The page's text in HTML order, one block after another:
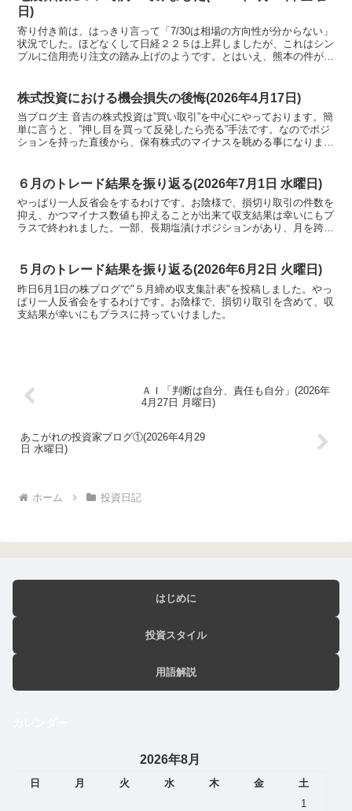
日)
寄り付き前は、はっきり言って「7/30は相場の方向性が分からない」
状況でした。ほどなくして日経２２５は上昇しましたが、これはシン
プルに信用売り注文の踏み上げのようです。とはいえ、熊本の件があ
株式投資における機会損失の後悔(2026年4月17日)
当ブログ主 音吉の株式投資は”買い取引”を中心にやっております。簡
単に言うと、”押し目を買って反発したら売る”手法です。なのでポジ
ションを持った直後から、保有株式のマイナスを眺める事になりま
６月のトレード結果を振り返る(2026年7月1日 水曜日)
やっぱり一人反省会をするわけです。お陰様で、損切り取引の件数を
抑え、かつマイナス数値も抑えることが出来て収支結果は幸いにもプ
ラスで終われました。一部、長期塩漬けポジションがあり、月を跨い
５月のトレード結果を振り返る(2026年6月2日 火曜日)
昨日6月1日の株ブログで"５月締め収支集計表"を投稿しました。やっ
ぱり一人反省会をするわけです。お陰様で、損切り取引を含めて、収
支結果が幸いにもプラスに持っていけました。
ＡＩ「判断は自分、責任も自分」(2026年
4月27日 月曜日)
あこがれの投資家ブログ①(2026年4月29
日 水曜日)
ホーム 投資日記
はじめに
投資スタイル
用語解説
2026年8月
日 月 火 水 木 金
土
1